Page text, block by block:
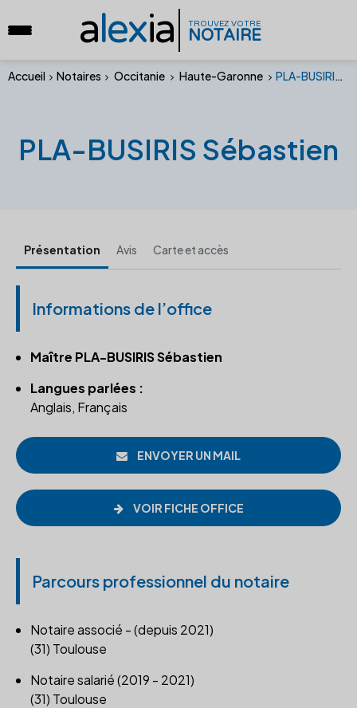
alexia TROUVEZ VOTRE
NOTAIRE
Accueil Notaires Occitanie Haute-Garonne PLA-BUSIRIS Sébastien
PLA-BUSIRIS Sébastien
Présentation Avis Carte et accès
Informations de l’office
Maître PLA-BUSIRIS Sébastien
Langues parlées :
Anglais, Français
ENVOYER UN MAIL
VOIR FICHE OFFICE
Parcours professionnel du notaire
Notaire associé - (depuis 2021)
(31) Toulouse
Notaire salarié (2019 - 2021)
(31) Toulouse